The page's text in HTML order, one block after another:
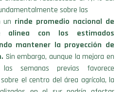
unrinde promedio nacional de
alinea con los estimados
mantener la proyección de
Sin embargo, aunque la mejora en
semanas previas favorece
el centro del área agrícola, la
en el sur podría afectar
si no se revierte en el corto